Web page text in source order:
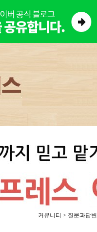
커뮤니티 > 질문과답변